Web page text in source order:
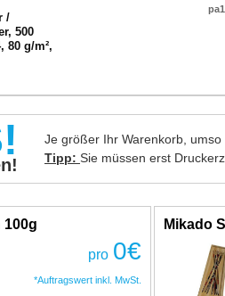
/
500
80 g/m²,
Je größer Ihr Warenkorb,
Tipp: Sie müssen erst
100g
pro 0€
*Auftragswert inkl. MwSt.
Mikado